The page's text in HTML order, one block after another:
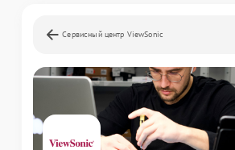
Сервисный центр ViewSonic